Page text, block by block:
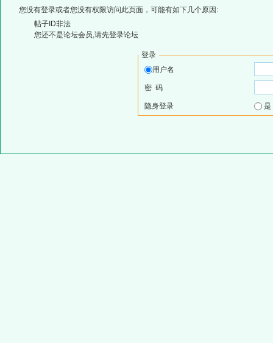
您没有登录或者您没有权限访问此页面，可能有如下几个原因:
帖子ID非法
您还不是论坛会员,请先登录论坛
登录
用户名
密 码
隐身登录